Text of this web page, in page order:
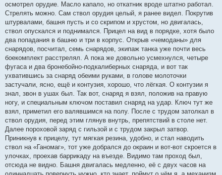
осмотрел орудие. Масло капало, но откатник вроде штатно работал.
Стрелять можно. Сам ствол орудия целый, я ранее видел. Покрутив
штурвалами, башня пусть и со скрипом и хрустом, но двигалась,
ствол опускался и поднимался. Прицел на вид в порядке, хотя было
два попадания в башню и три в корпус. Открыв «чемоданы» для
снарядов, посчитал, семь снарядов, экипаж танка уже почти весь
боекомплект расстрелял. А пока же довольно усмехнулся, четыре
фугаса и два бронебойно-подкалиберных снаряда, и вот так
ухватившись за снаряд обеими руками, в голове молоточки
застучали, ясно, ещё и контузия, хорошо, что лёгкая. О контузии я
знал, звон в ушах был. Так вот, снаряд я взял, положив на правую
ногу, и специальным ключом поставил снаряд на удар. Ключ тут же
взял, приметил его валявшимся на полу. После с трудом затолкал в
ствол орудия, перед этим глянув внутрь, препятствий в столе нет.
Далее пороховой заряд с гильзой и с трудом закрыл затвор.
Приникнув к прицелу, тут мягкая резина, удобно, и стал наводить
ствол на «Ганомаг», тот уже добрался до окраин и вот-вот скроется в
улочках, проехав баррикаду на въезде. Видимо там проход был,
отсюда не видно. Башня двигалась медленно, её с двух часов на